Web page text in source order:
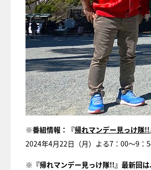
※番組情報：『帰れマンデー見っけ隊!!
2024年4月22日（月）よる7：00～9：
※『帰れマンデー見っけ隊!!』最新回は、